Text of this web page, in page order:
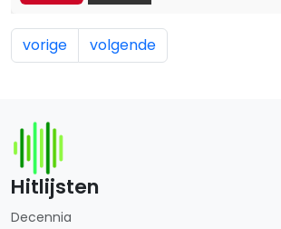
vorige volgende
Hitlijsten
Decennia